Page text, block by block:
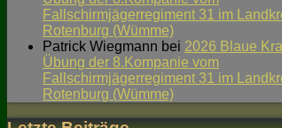
Fallschirmjägerregiment 31 im
Rotenburg (Wümme)
Patrick Wiegmann bei 2026 Blaue
Übung der 8.Kompanie vom
Fallschirmjägerregiment 31 im
Rotenburg (Wümme)